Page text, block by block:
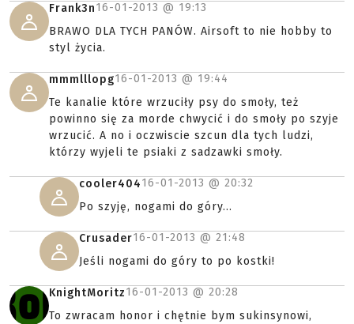
Frank3n16-01-2013 @ 19:13
BRAWO DLA TYCH PANÓW. Airsoft to nie hobby to
styl życia.
mmmlllopg16-01-2013 @ 19:44
Te kanalie które wrzuciły psy do smoły, też
powinno się za morde chwycić i do smoły po szyje
wrzucić. A no i oczwiscie szcun dla tych ludzi,
którzy wyjeli te psiaki z sadzawki smoły.
cooler40416-01-2013 @ 20:32
Po szyję, nogami do góry...
Crusader16-01-2013 @ 21:48
Jeśli nogami do góry to po kostki!
KnightMoritz16-01-2013 @ 20:28
To zwracam honor i chętnie bym sukinsynowi,